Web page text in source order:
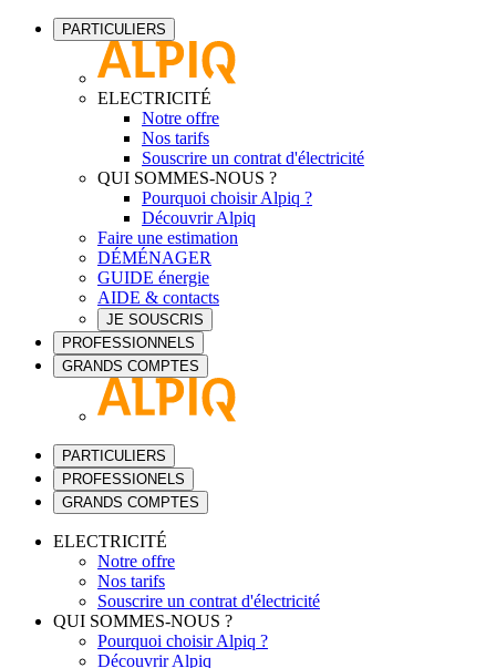
PARTICULIERS
ELECTRICITÉ
Notre offre
Nos tarifs
Souscrire un contrat d'électricité
QUI SOMMES-NOUS ?
Pourquoi choisir Alpiq ?
Découvrir Alpiq
Faire une estimation
DÉMÉNAGER
GUIDE énergie
AIDE & contacts
JE SOUSCRIS
PROFESSIONNELS
GRANDS COMPTES
PARTICULIERS
PROFESSIONELS
GRANDS COMPTES
ELECTRICITÉ
Notre offre
Nos tarifs
Souscrire un contrat d'électricité
QUI SOMMES-NOUS ?
Pourquoi choisir Alpiq ?
Découvrir Alpiq